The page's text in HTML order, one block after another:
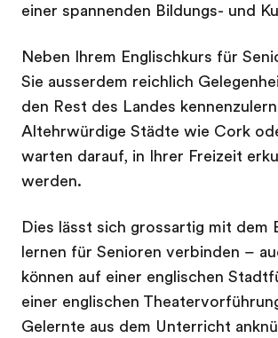
einer spannenden Bildungs- und
Neben Ihrem Englischkurs für
Sie ausserdem reichlich
den Rest des Landes
Altehrwürdige Städte wie Cork
warten darauf, in Ihrer Freizeit
werden.
Dies lässt sich grossartig mit dem
lernen für Senioren verbinden –
können auf einer englischen
einer englischen
Gelernte aus dem Unterricht